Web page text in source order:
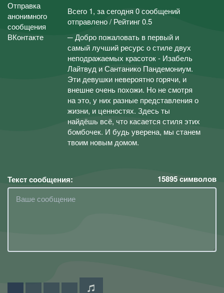
Всего 1, за сегодня 0 сообщений
отправлено / Рейтинг 0.5
─ Добро пожаловать в первый и
самый лучший ресурс о стиле двух
неподражаемых красоток - Изабель
Лайтвуд и Сантанико Пандемониум.
Эти девушки невероятно горячи, и
внешне очень похожи. Но не смотря
на это, у них разные представления о
жизни, и ценностях. Здесь ты
найдёшь всё, что касается стиля этих
бомбочек. И будь уверена, мы станем
твоим новым домом.
Текст сообщения: 15895символов